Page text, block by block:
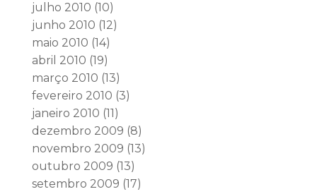
julho 2010 (10)
junho 2010 (12)
maio 2010 (14)
abril 2010 (19)
março 2010 (13)
fevereiro 2010 (3)
janeiro 2010 (11)
dezembro 2009 (8)
novembro 2009 (13)
outubro 2009 (13)
setembro 2009 (17)